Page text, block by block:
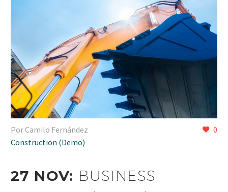
0
Por Camilo Fernández
Construction (Demo)
27 NOV: BUSINESS